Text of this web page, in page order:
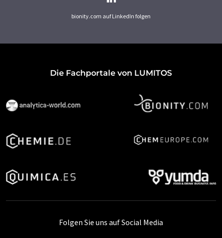
bionity.com auf LinkedIn folgen
Die Fachportale von LUMITOS
Folgen Sie uns auf Social Media